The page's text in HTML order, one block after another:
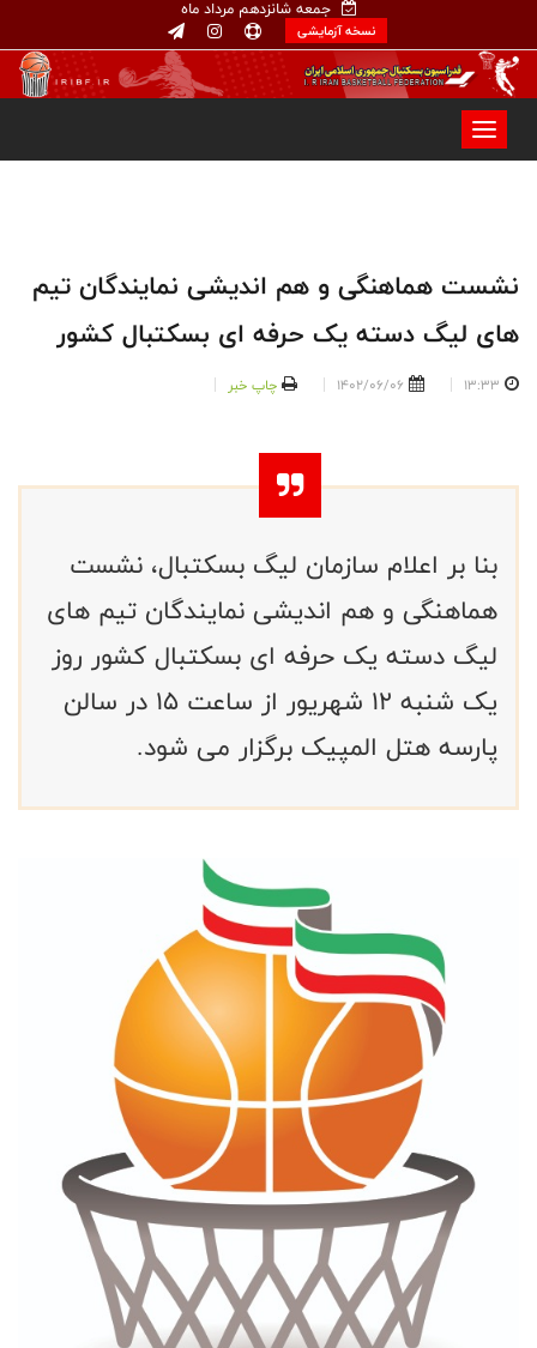
جمعه شانزدهم مرداد ماه
نسخه آزمایشی
نشست هماهنگی و هم اندیشی نمایندگان تیم
های لیگ دسته یک حرفه ای بسکتبال کشور
13:33
1402/06/06 چاپ خبر
بنا بر اعلام سازمان لیگ بسکتبال، نشست
هماهنگی و هم اندیشی نمایندگان تیم های
لیگ دسته یک حرفه ای بسکتبال کشور روز
یک شنبه ۱۲ شهریور از ساعت ۱۵ در سالن
پارسه هتل المپیک برگزار می شود.